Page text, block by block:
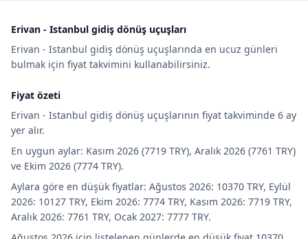
Erivan - Istanbul gidiş dönüş uçuşları
Erivan - Istanbul gidiş dönüş uçuşlarında en ucuz günleri
bulmak için fiyat takvimini kullanabilirsiniz.
Fiyat özeti
Erivan - Istanbul gidiş dönüş uçuşlarının fiyat takviminde 6 ay
yer alır.
En uygun aylar: Kasım 2026 (7719 TRY), Aralık 2026 (7761 TRY)
ve Ekim 2026 (7774 TRY).
Aylara göre en düşük fiyatlar: Ağustos 2026: 10370 TRY, Eylül
2026: 10127 TRY, Ekim 2026: 7774 TRY, Kasım 2026: 7719 TRY,
Aralık 2026: 7761 TRY, Ocak 2027: 7777 TRY.